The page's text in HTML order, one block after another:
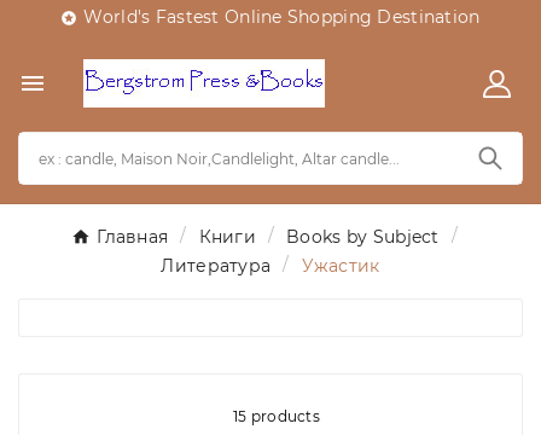
 World's Fastest Online Shopping Destination

Главная Книги
Books by Subject
Литература
Ужастик
15 products